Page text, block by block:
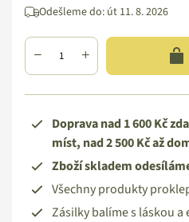
Odešleme do: út 11. 8. 2026
Doprava nad 1 600 Kč
míst, nad 2 500 Kč až
Zboží skladem
Všechny produkty
Zásilky balíme s láskou a